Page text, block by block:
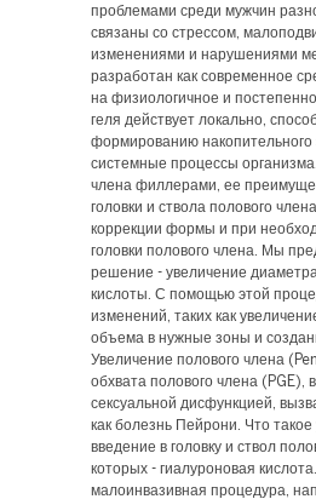
проблемами среди мужчин
связаны со стрессом,
изменениями и нарушениями
разработан как современное
на физиологичное и
геля действует локально,
формированию накопительного
системные процессы
члена филлерами, ее
головки и ствола полового
коррекции формы и при
головки полового члена. Мы
решение - увеличение
кислоты. С помощью этой
изменений, таких как
объема в нужные зоны и
Увеличение полового члена
обхвата полового члена (PGE),
сексуальной дисфункцией,
как болезнь Пейрони. Что
введение в головку и ствол
которых - гиалуроновая
малоинвазивная процедура,